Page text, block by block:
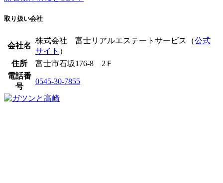
取り扱い会社
会社名
株式会社 富士リアルエステートサービス（公式
サイト ）
住所
富士市石坂176-8 2Ｆ
電話番
号
0545-30-7855